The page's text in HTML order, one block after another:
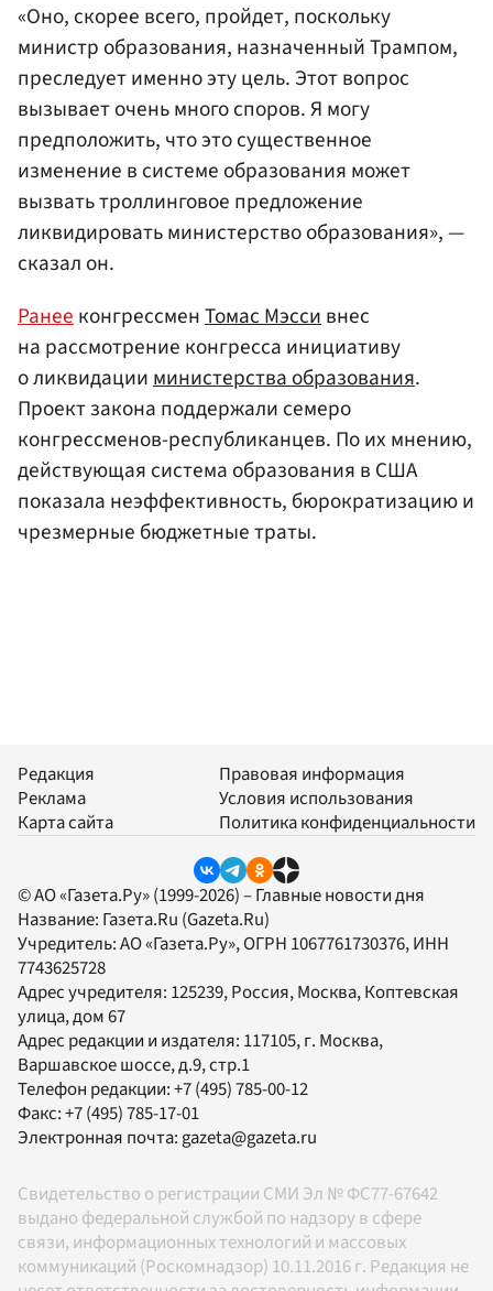
«Оно, скорее всего, пройдет, поскольку
министр образования, назначенный Трампом,
преследует именно эту цель. Этот вопрос
вызывает очень много споров. Я могу
предположить, что это существенное
изменение в системе образования может
вызвать троллинговое предложение
ликвидировать министерство образования», —
сказал он.
Ранее конгрессменТомас Мэсси внес
на рассмотрение конгресса инициативу
о ликвидации министерства образования.
Проект закона поддержали семеро
конгрессменов-республиканцев. По их мнению,
действующая система образования в США
показала неэффективность, бюрократизацию и
чрезмерные бюджетные траты.
Редакция
Реклама
Карта сайта
Правовая информация
Условия использования
Политика конфиденциальности
© АО «Газета.Ру» (1999-2026) – Главные новости дня
Название: Газета.Ru (Gazeta.Ru)
Учредитель:АО «Газета.Ру», ОГРН 1067761730376, ИНН
7743625728
Адрес учредителя: 125239, Россия, Москва, Коптевская
улица, дом 67
Адрес редакции и издателя: 117105, г. Москва,
Варшавское шоссе, д.9, стр.1
Телефон редакции:+7 (495) 785-00-12
Факс:+7 (495) 785-17-01
Электронная почта:gazeta@gazeta.ru
Свидетельство о регистрации СМИ Эл № ФС77-67642
выдано федеральной службой по надзору в сфере
связи, информационных технологий и массовых
коммуникаций (Роскомнадзор) 10.11.2016 г. Редакция не